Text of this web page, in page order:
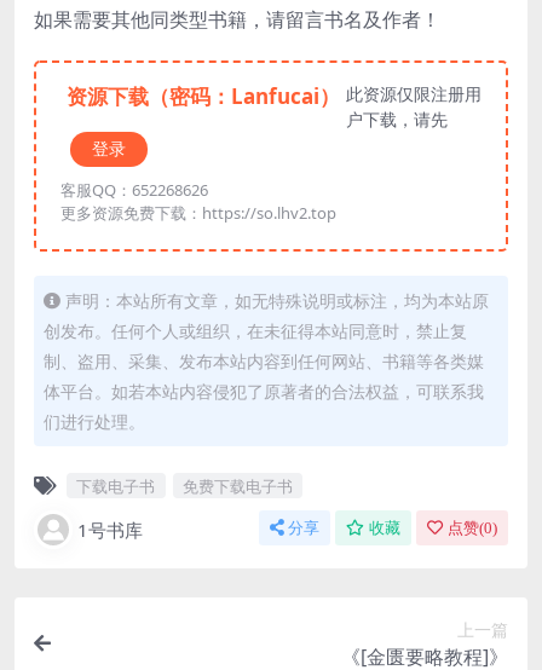
如果需要其他同类型书籍，请留言书名及作者！
资源下载（密码：Lanfucai）
此资源仅限注册用
户下载，请先
登录
客服QQ：652268626
更多资源免费下载：https://so.lhv2.top
声明：本站所有文章，如无特殊说明或标注，均为本站原
创发布。任何个人或组织，在未征得本站同意时，禁止复
制、盗用、采集、发布本站内容到任何网站、书籍等各类媒
体平台。如若本站内容侵犯了原著者的合法权益，可联系我
们进行处理。
下载电子书 免费下载电子书
1号书库 分享 收藏 点赞(0)
上一篇
《[金匮要略教程]》